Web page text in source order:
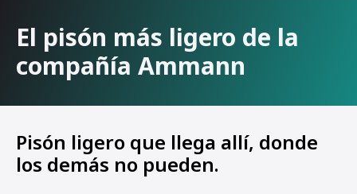
El pisón más ligero de la
compañía Ammann
Pisón ligero que llega allí, donde
los demás no pueden.